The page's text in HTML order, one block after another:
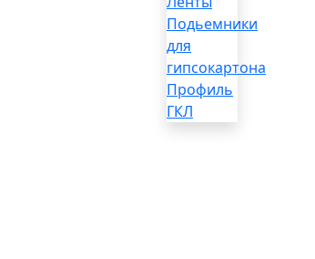
Подьемники
для
гипсокартона
Профиль
ГКЛ